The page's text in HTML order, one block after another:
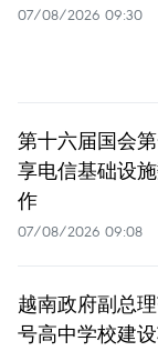
07/08/2026 09:30
第十六届国会
享电信基础设
作
07/08/2026 09:08
越南政府副总
号高中学校建